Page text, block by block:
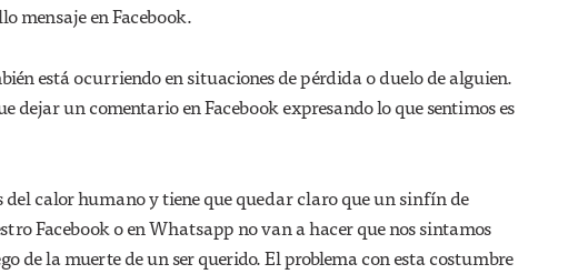
mensaje en Facebook.
está ocurriendo en situaciones de pérdida o duelo de alguien.
dejar un comentario en Facebook expresando lo que sentimos es
del calor humano y tiene que quedar claro que un sinfín de
Facebook o en Whatsapp no van a hacer que nos sintamos
de la muerte de un ser querido. El problema con esta costumbre